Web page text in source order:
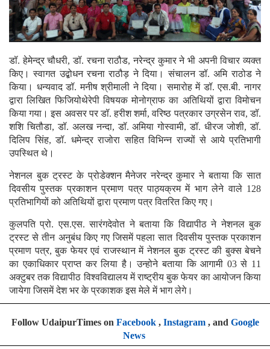
डॉ. हेमेन्द्र चौधरी, डॉ. रचना राठौड, नरेन्द्र कुमार ने भी अपनी विचार व्यक्त
किए। स्वागत उद्बोधन रचना राठौड़ ने दिया। संचालन डॉ. अमि राठोड ने
किया। धन्यवाद डॉ. मनीष श्रीमाली ने दिया। समारोह में डॉ. एस.बी. नागर
द्वारा लिखित फिजियोथेरेपी विषयक मोनोग्राफ का अतिथियों द्वारा विमोचन
किया गया। इस अवसर पर डॉ. हरीश शर्मा, वरिष्ठ पत्रकार उग्रसेन राव, डॉ.
शशि चितौडा, डॉ. अलख नन्दा, डॉ. अमिया गोस्वामी, डॉ. धीरज जोशी, डॉ.
दिलिप सिंह, डॉ. धमेन्द्र राजोरा सहित विभिन्न राज्यों से आये प्रतिभागी
उपस्थित थे।
नेशनल बुक ट्रस्ट के प्रोडेक्शन मैनेजर नरेन्द्र कुमार ने बताया कि सात
दिवसीय पुस्तक प्रकाशन प्रमाण पत्र पाठ्यक्रम में भाग लेने वाले 128
प्रतिभागियों को अतिथियों द्वारा प्रमाण पत्र वितरित किए गए।
कुलपति प्रो. एस.एस. सारंगदेवोत ने बताया कि विद्यापीठ ने नेशनल बुक
ट्रस्ट से तीन अनुबंध किए गए जिसमें पहला सात दिवसीय पुस्तक प्रकाशन
प्रमाण पत्र, बुक फेयर एवं राजस्थान में नेशनल बुक ट्रस्ट की बुक्स बेचने
का एकाधिकार प्राप्त कर लिया है। उन्होने बताया कि आगामी 03 से 11
अक्टुबर तक विद्यापीठ विश्वविद्यालय में राष्ट्रीय बुक फेयर का आयोजन किया
जायेगा जिसमें देश भर के प्रकाशक इस मेले में भाग लेगे।
Follow UdaipurTimes on Facebook, Instagram, and Google
News